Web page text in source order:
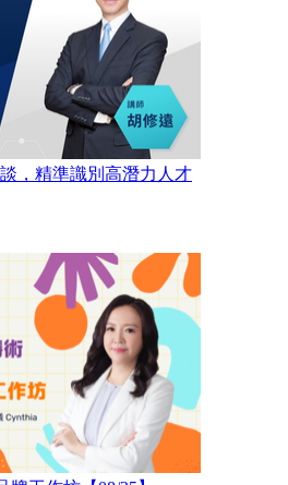
，精準識別高潛力人才